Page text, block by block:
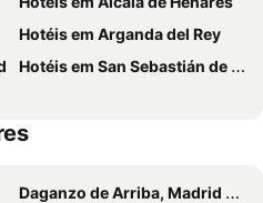
Hotéis em Arganda del Rey
Hotéis em San Sebastián de los Reyes
Daganzo de Arriba, Madrid Hotéis